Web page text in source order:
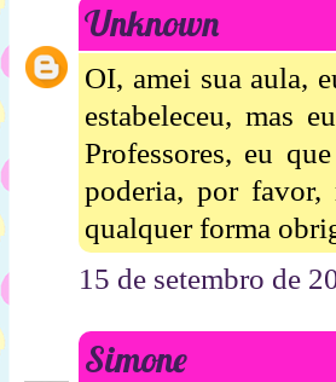
Unknown
OI, amei sua aula,
estabeleceu, mas
Professores, eu
poderia, por favor,
qualquer forma
15 de setembro de
Simone